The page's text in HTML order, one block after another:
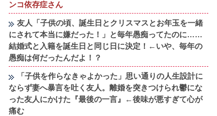
ンコ依存症さん
友人「子供の頃、誕生日とクリスマスとお年玉を一緒
にされて本当に嫌だった！」と毎年愚痴ってたのに……
結婚式と入籍を誕生日と同じ日に決定！←いや、毎年の
愚痴は何だったんだよ！？
「子供を作らなきゃよかった」思い通りの人生設計に
ならず妻へ暴言を吐く友人。離婚を突きつけられ鬱にな
った友人にかけた『最後の一言』←後味が悪すぎて心が
痛む